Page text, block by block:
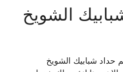
الشويخ
شبابيك الشويخ